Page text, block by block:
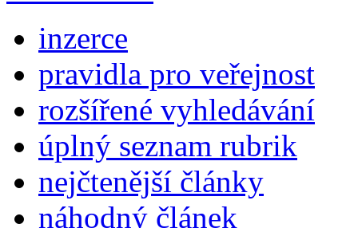
inzerce
pravidla pro veřejnost
rozšířené vyhledávání
úplný seznam rubrik
nejčtenější články
náhodný článek